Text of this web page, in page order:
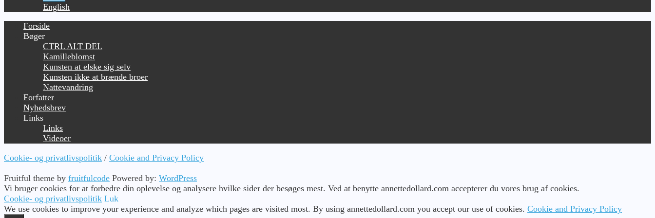
English
Forside
Bøger
CTRL ALT DEL
Kamilleblomst
Kunsten at elske sig selv
Kunsten ikke at brænde broer
Nattevandring
Forfatter
Nyhedsbrev
Links
Links
Videoer
Cookie- og privatlivspolitik / Cookie and Privacy Policy
Fruitful theme by fruitfulcode Powered by: WordPress
Vi bruger cookies for at forbedre din oplevelse og analysere hvilke sider der besøges mest. Ved at benytte annettedollard.com accepterer du vores brug af cookies.
Cookie- og privatlivspolitik Luk
We use cookies to improve your experience and analyze which pages are visited most. By using annettedollard.com you accept our use of cookies. Cookie and Privacy Policy